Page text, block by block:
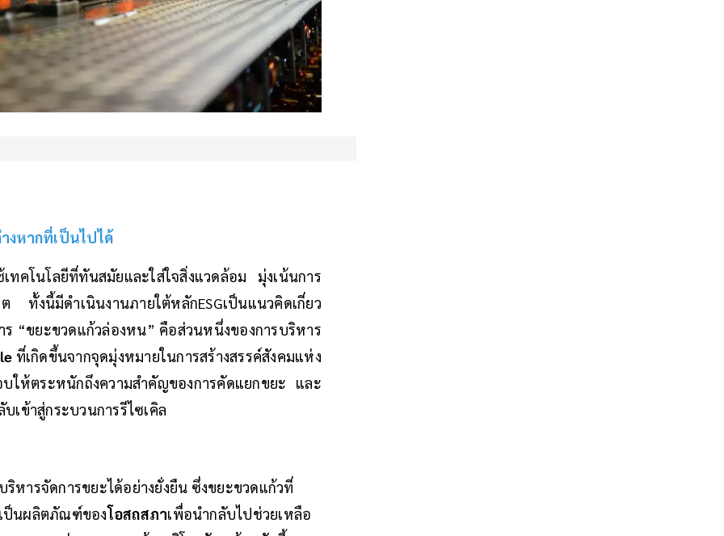
งหากที่เป็นไปได้
คโนโลยีที่ทันสมัยและใส่ใจสิ่งแวดล้อม มุ่งเน้นการ
ทั้งนี้มีดำเนินงานภายใต้หลักESGเป็นแนวคิดเกี่ยว
ร “ขยะขวดแก้วล่องหน” คือส่วนหนึ่งของการบริหาร
ที่เกิดขึ้นจากจุดมุ่งหมายในการสร้างสรรค์สังคมแห่ง
ให้ตระหนักถึงความสำคัญของการคัดแยกขยะ และ
บเข้าสู่กระบวนการรีไซเคิล
หารจัดการขยะได้อย่างยั่งยืน ซึ่งขยะขวดแก้วที่
ป็นผลิตภัณฑ์ของโอสถสภาเพื่อนำกลับไปช่วยเหลือ